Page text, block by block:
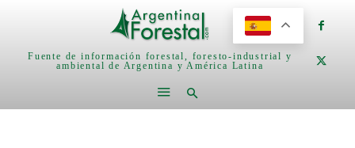
Fuente de información forestal, foresto-industrial y
ambiental de Argentina y América Latina